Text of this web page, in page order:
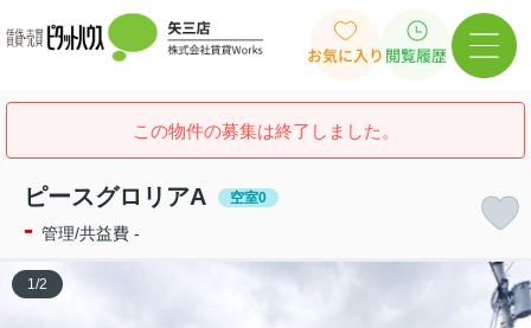
お気に入り 閲覧履歴
この物件の募集は終了しました。
ピースグロリアA 空室0
- 管理/共益費 -
1/2